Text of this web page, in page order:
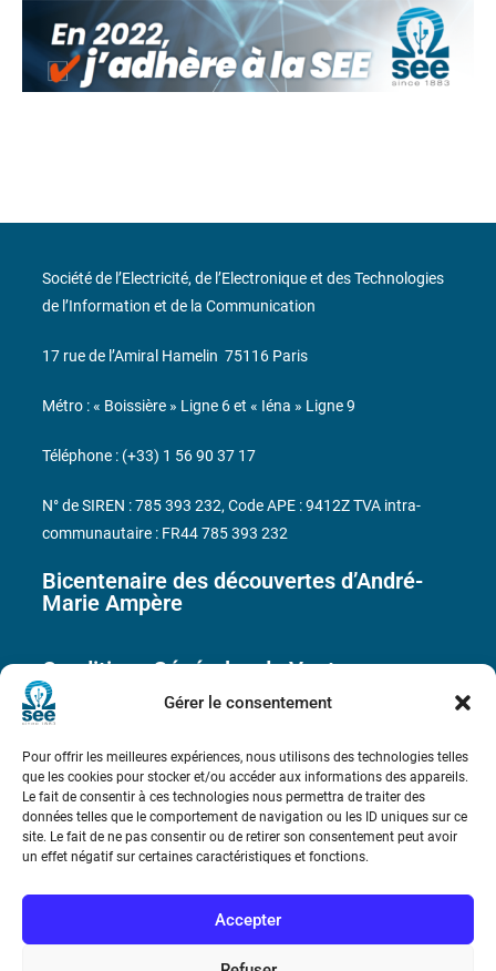
Gérer le consentement
Pour offrir les meilleures expériences, nous utilisons des technologies telles
que les cookies pour stocker et/ou accéder aux informations des appareils.
Le fait de consentir à ces technologies nous permettra de traiter des
données telles que le comportement de navigation ou les ID uniques sur ce
site. Le fait de ne pas consentir ou de retirer son consentement peut avoir
un effet négatif sur certaines caractéristiques et fonctions.
Accepter
Bicentenaire des découvertes d’André-
Marie Ampère
Conditions Générales de Vente
Contact
Société de l’Electricité, de l’Electronique et des Technologies
de l’Information et de la Communication
17 rue de l’Amiral Hamelin 75116 Paris
Métro : « Boissière » Ligne 6 et « Iéna » Ligne 9
Téléphone : (+33) 1 56 90 37 17
N° de SIREN : 785 393 232, Code APE : 9412Z TVA intra-
communautaire : FR44 785 393 232